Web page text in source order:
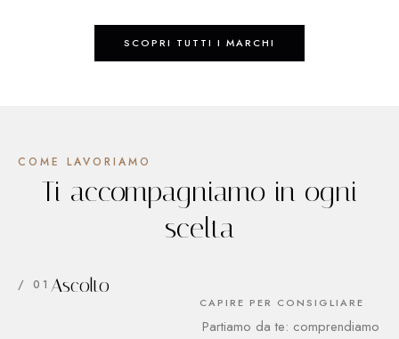
SCOPRI TUTTI I MARCHI
COME LAVORIAMO
Ti accompagniamo in ogni
scelta
/ 01 Ascolto
CAPIRE PER CONSIGLIARE
Partiamo da te: comprendiamo